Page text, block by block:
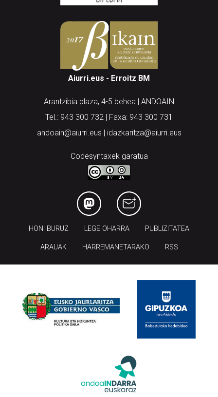
Aiurri.eus - Erroitz BM
Arantzibia plaza, 4-5 behea | ANDOAIN
Tel.: 943 300 732 | Faxa: 943 300 731
andoain@aiurri.eus | idazkaritza@aiurri.eus
Codesyntaxek garatua
HONI BURUZ LEGE OHARRA PUBLIZITATEA
ARAUAK HARREMANETARAKO RSS